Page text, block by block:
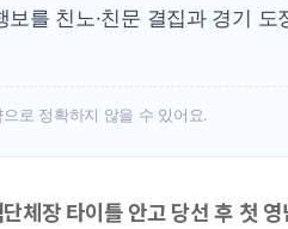
보를 친노·친문 결집과 경기
로 정확하지 않을 수 있어요.
체장 타이틀 안고 당선 후 첫 영